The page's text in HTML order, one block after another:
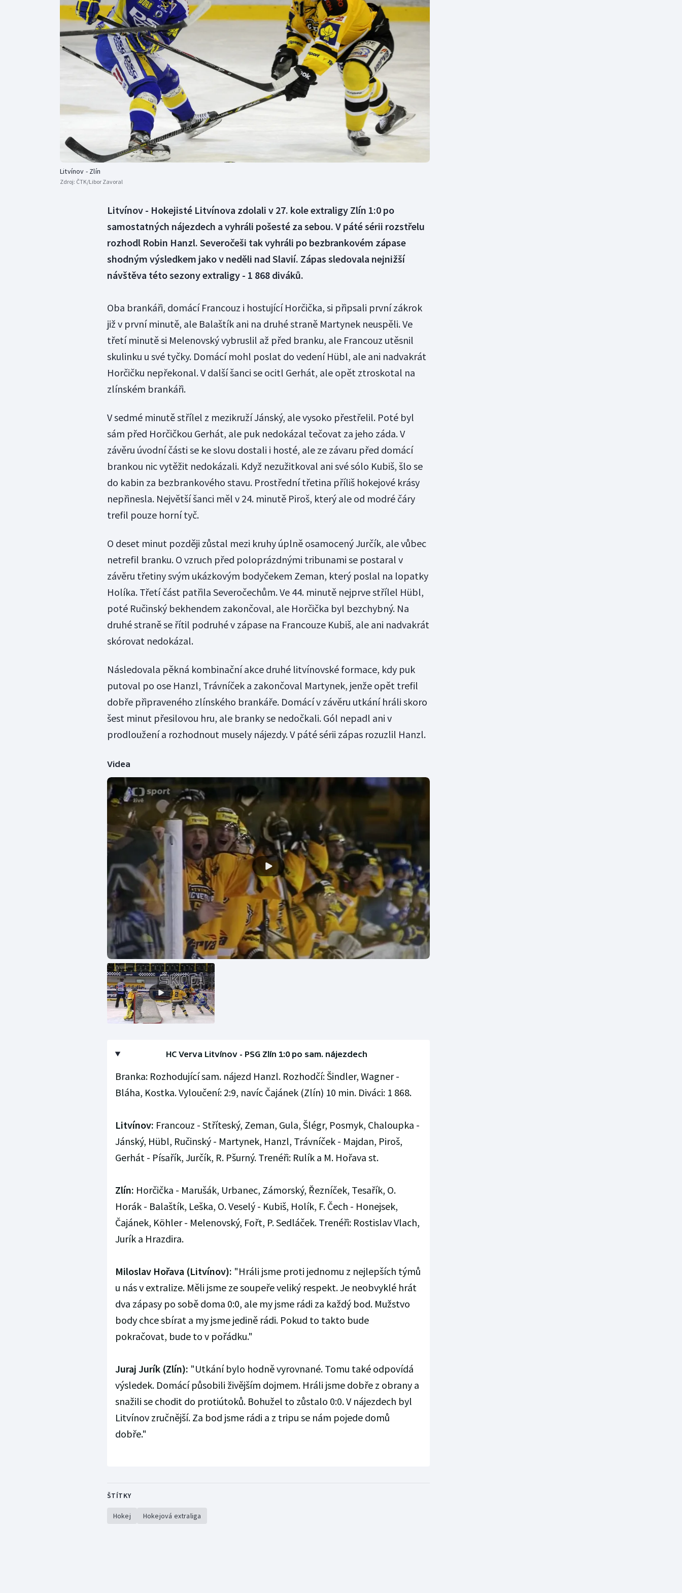
Curling
Dostihy
Florbal
Futsal
Golf
Gymnastika
Moderní pětiboj
Motorsport
Olympijské hry
Parasport
Plavání
Triatlon
Veslování
Vodní slalom
Volejbal
Ostatní
Litvínov - Zlín
Zdroj: ČTK/Libor Zavoral
Litvínov - Hokejisté Litvínova zdolali v 27. kole extraligy Zlín 1:0 po
samostatných nájezdech a vyhráli pošesté za sebou. V páté sérii rozstřelu
rozhodl Robin Hanzl. Severočeši tak vyhráli po bezbrankovém zápase
shodným výsledkem jako v neděli nad Slavií. Zápas sledovala nejnižší
návštěva této sezony extraligy - 1 868 diváků.
Oba brankáři, domácí Francouz i hostující Horčička, si připsali první zákrok
již v první minutě, ale Balaštík ani na druhé straně Martynek neuspěli. Ve
třetí minutě si Melenovský vybruslil až před branku, ale Francouz utěsnil
skulinku u své tyčky. Domácí mohl poslat do vedení Hübl, ale ani nadvakrát
Horčičku nepřekonal. V další šanci se ocitl Gerhát, ale opět ztroskotal na
zlínském brankáři.
V sedmé minutě střílel z mezikruží Jánský, ale vysoko přestřelil. Poté byl
sám před Horčičkou Gerhát, ale puk nedokázal tečovat za jeho záda. V
závěru úvodní části se ke slovu dostali i hosté, ale ze závaru před domácí
brankou nic vytěžit nedokázali. Když nezužitkoval ani své sólo Kubiš, šlo se
do kabin za bezbrankového stavu. Prostřední třetina příliš hokejové krásy
nepřinesla. Největší šanci měl v 24. minutě Piroš, který ale od modré čáry
trefil pouze horní tyč.
O deset minut později zůstal mezi kruhy úplně osamocený Jurčík, ale vůbec
netrefil branku. O vzruch před poloprázdnými tribunami se postaral v
závěru třetiny svým ukázkovým bodyčekem Zeman, který poslal na lopatky
Holíka. Třetí část patřila Severočechům. Ve 44. minutě nejprve střílel Hübl,
poté Ručinský bekhendem zakončoval, ale Horčička byl bezchybný. Na
druhé straně se řítil podruhé v zápase na Francouze Kubiš, ale ani nadvakrát
skórovat nedokázal.
Následovala pěkná kombinační akce druhé litvínovské formace, kdy puk
putoval po ose Hanzl, Trávníček a zakončoval Martynek, jenže opět trefil
dobře připraveného zlínského brankáře. Domácí v závěru utkání hráli skoro
šest minut přesilovou hru, ale branky se nedočkali. Gól nepadl ani v
prodloužení a rozhodnout musely nájezdy. V páté sérii zápas rozuzlil Hanzl.
Videa
HC Verva Litvínov - PSG Zlín 1:0 po sam. nájezdech
Branka: Rozhodující sam. nájezd Hanzl. Rozhodčí: Šindler, Wagner -
Bláha, Kostka. Vyloučení: 2:9, navíc Čajánek (Zlín) 10 min. Diváci: 1 868.
Litvínov: Francouz - Stříteský, Zeman, Gula, Šlégr, Posmyk, Chaloupka -
Jánský, Hübl, Ručinský - Martynek, Hanzl, Trávníček - Majdan, Piroš,
Gerhát - Písařík, Jurčík, R. Pšurný. Trenéři: Rulík a M. Hořava st.
Zlín: Horčička - Marušák, Urbanec, Zámorský, Řezníček, Tesařík, O.
Horák - Balaštík, Leška, O. Veselý - Kubiš, Holík, F. Čech - Honejsek,
Čajánek, Köhler - Melenovský, Fořt, P. Sedláček. Trenéři: Rostislav Vlach,
Jurík a Hrazdira.
Miloslav Hořava (Litvínov): "Hráli jsme proti jednomu z nejlepších týmů
u nás v extralize. Měli jsme ze soupeře veliký respekt. Je neobvyklé hrát
dva zápasy po sobě doma 0:0, ale my jsme rádi za každý bod. Mužstvo
body chce sbírat a my jsme jedině rádi. Pokud to takto bude
pokračovat, bude to v pořádku."
Juraj Jurík (Zlín): "Utkání bylo hodně vyrovnané. Tomu také odpovídá
výsledek. Domácí působili živějším dojmem. Hráli jsme dobře z obrany a
snažili se chodit do protiútoků. Bohužel to zůstalo 0:0. V nájezdech byl
Litvínov zručnější. Za bod jsme rádi a z tripu se nám pojede domů
dobře."
ŠTÍTKY
Hokej Hokejová extraliga